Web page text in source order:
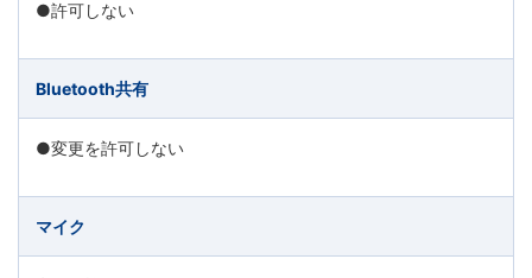
●許可しない
Bluetooth共有
●変更を許可しない
マイク